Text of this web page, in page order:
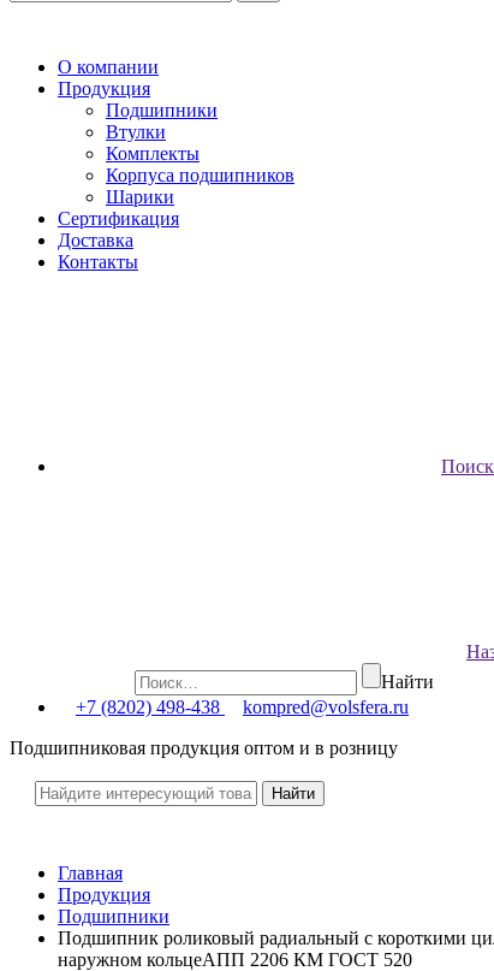
О компании
Продукция
Подшипники
Втулки
Комплекты
Корпуса подшипников
Шарики
Сертификация
Доставка
Контакты
Поиск
Найти
+7 (8202) 498-438
kompred@volsfera.ru
Подшипниковая продукция оптом и в розницу
Главная
Продукция
Подшипники
Подшипник роликовый радиальный с короткими
наружном кольцеАПП 2206 КМ ГОСТ 520